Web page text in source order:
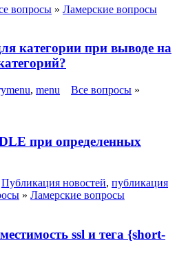
вопросы » Ламерские вопросы
категории при выводе на
, menu Все вопросы »
при определенных
Публикация новостей, публикация
» Ламерские вопросы
ssl и тега {short-